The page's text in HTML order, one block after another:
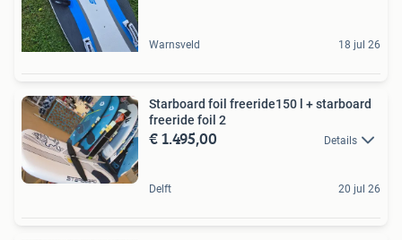
Warnsveld 18 jul 26
Starboard foil freeride150 l + starboard
freeride foil 2
€ 1.495,00 Details
Delft 20 jul 26